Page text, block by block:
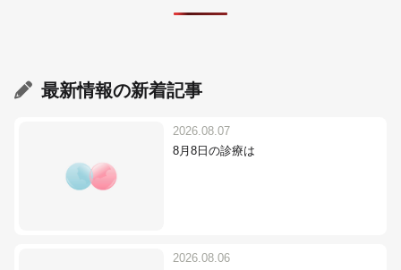
最新情報の新着記事
2026.08.07
8月8日の診療は
2026.08.06